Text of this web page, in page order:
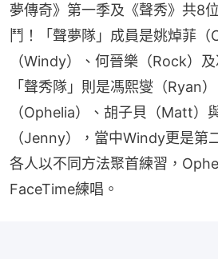
夢傳奇》第一季及《聲秀》共8
鬥！「聲夢隊」成員是姚焯菲
（Windy）、何晉樂（Rock）
「聲秀隊」則是馮熙燮（Ryan
（Ophelia）、胡子貝（Matt）
（Jenny），當中Windy更是第
各人以不同方法聚首練習，
FaceTime練唱。